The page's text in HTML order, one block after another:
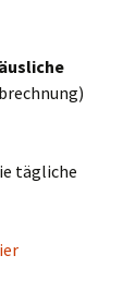
tägliche
r